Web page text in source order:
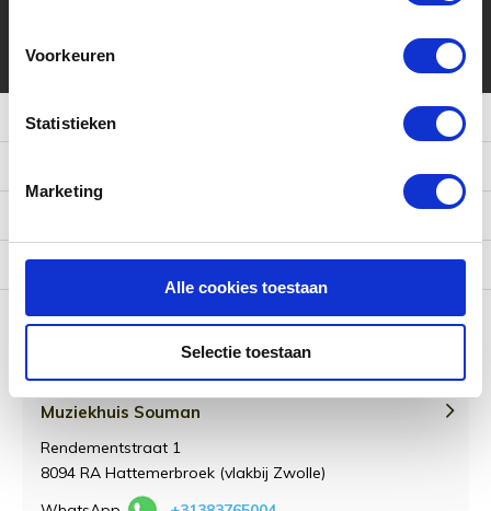
Voorkeuren
Statistieken
Marketing
Alle cookies toestaan
Selectie toestaan
Abonneer
* Lees hier de wettelijke beperkingen
Meer informatie
Categorieën
Contact
Muziekhuis Souman
Rendementstraat 1
8094 RA Hattemerbroek (vlakbij Zwolle)